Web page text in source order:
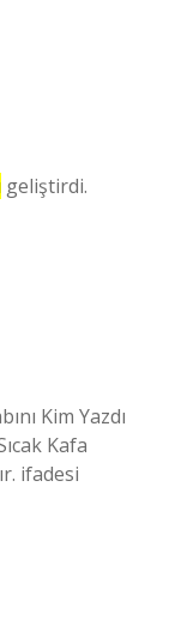
geliştirdi.
Kim Yazdı
Kafa
ifadesi